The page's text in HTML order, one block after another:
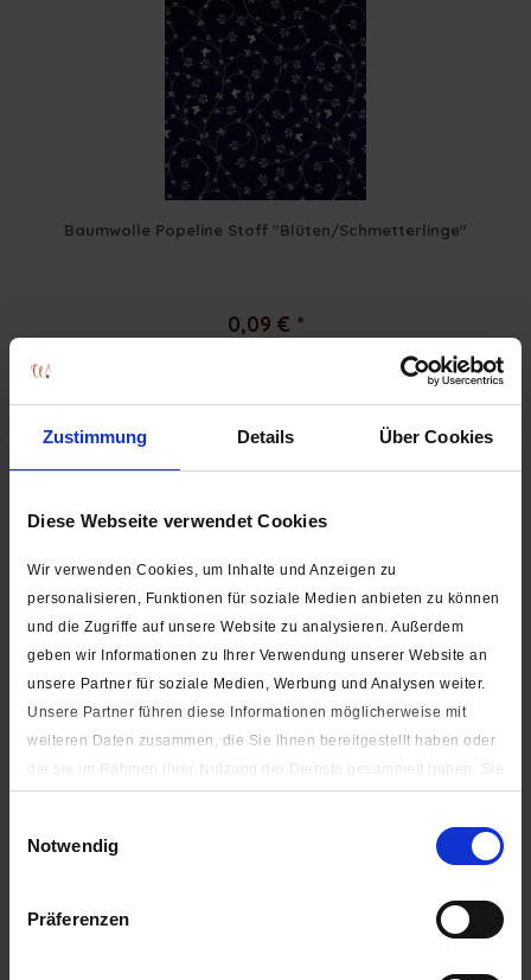
Zustimmung Details Über Cookies
Diese Webseite verwendet Cookies
Wir verwenden Cookies, um Inhalte und Anzeigen zu
personalisieren, Funktionen für soziale Medien anbieten zu können
und die Zugriffe auf unsere Website zu analysieren. Außerdem
geben wir Informationen zu Ihrer Verwendung unserer Website an
unsere Partner für soziale Medien, Werbung und Analysen weiter.
Unsere Partner führen diese Informationen möglicherweise mit
weiteren Daten zusammen, die Sie ihnen bereitgestellt haben oder
die sie im Rahmen Ihrer Nutzung der Dienste gesammelt haben. Sie
oder nur notwendige (zur Nutzung der Webseite benötigten)
Notwendig
Präferenzen
Baumwolle Popeline Stoff "Blüten/Schmetterlinge"
0,09 € *
Baumwolle Popeline Stoff "Blümchen mit gepunkteter
Blätterkontur"
ab 0,09 € *